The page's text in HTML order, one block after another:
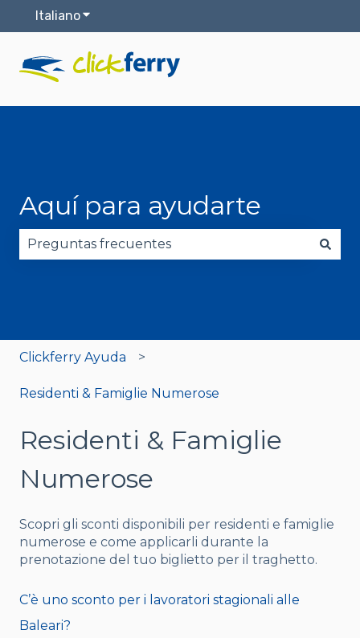
ItalianoMostra sottomenu per le traduzioni
Aquí para ayudarte
Clickferry Ayuda
Residenti & Famiglie Numerose
Residenti & Famiglie
Numerose
Scopri gli sconti disponibili per residenti e famiglie
numerose e come applicarli durante la
prenotazione del tuo biglietto per il traghetto.
C’è uno sconto per i lavoratori stagionali alle
Baleari?